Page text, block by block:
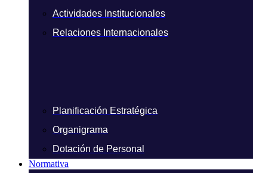
Actividades Institucionales
Relaciones Internacionales
Planificación Estratégica
Organigrama
Dotación de Personal
Normativa